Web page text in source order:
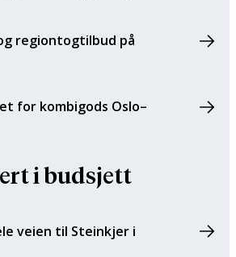
regiontogtilbud på
for kombigods Oslo–
i budsjett
veien til Steinkjer i